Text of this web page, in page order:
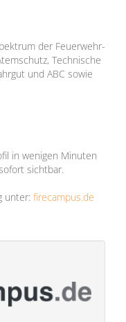
der Feuerwehr-
Technische
und ABC sowie
in wenigen Minuten
sichtbar.
unter: firecampus.de